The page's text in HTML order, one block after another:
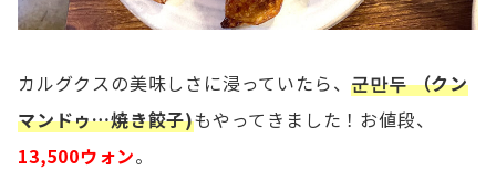
カルグクスの美味しさに浸っていたら、군만두 （クン
マンドゥ…焼き餃子)もやってきました！お値段、
13,500ウォン。